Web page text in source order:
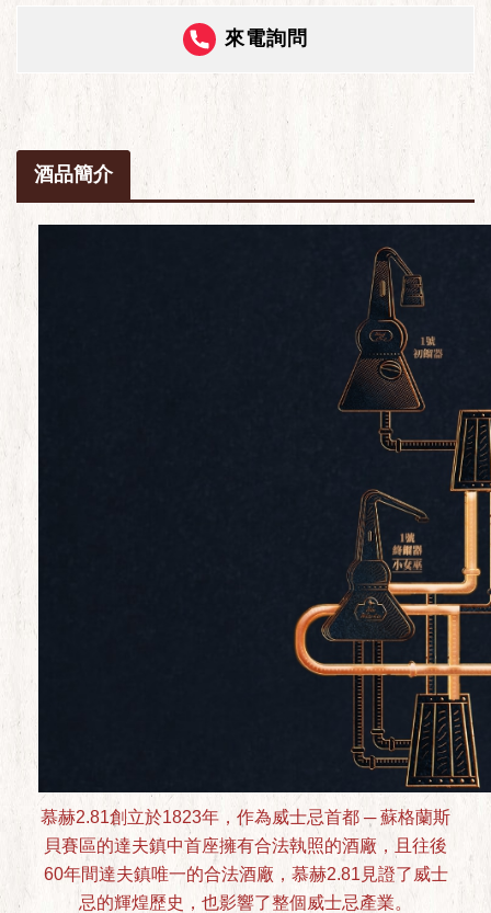
來電詢問
酒品簡介
慕赫2.81創立於1823年，作為威士忌首都 ─ 蘇格蘭斯
貝賽區的達夫鎮中首座擁有合法執照的酒廠，且往後
60年間達夫鎮唯一的合法酒廠，慕赫2.81見證了威士
忌的輝煌歷史，也影響了整個威士忌產業。